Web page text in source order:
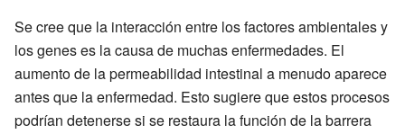
Se cree que la interacción entre los factores ambientales y
los genes es la causa de muchas enfermedades. El
aumento de la permeabilidad intestinal a menudo aparece
antes que la enfermedad. Esto sugiere que estos procesos
podrían detenerse si se restaura la función de la barrera